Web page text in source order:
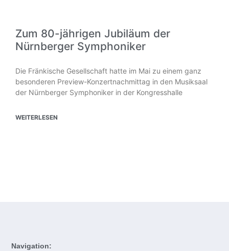
Zum 80-jährigen Jubiläum der
Nürnberger Symphoniker
Die Fränkische Gesellschaft hatte im Mai zu einem ganz
besonderen Preview-Konzertnachmittag in den Musiksaal
der Nürnberger Symphoniker in der Kongresshalle
WEITERLESEN
Navigation: